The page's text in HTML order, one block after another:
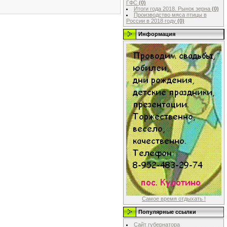
ГФС (0)
Итоги года 2018. Рынок зерна (0)
Производство мяса птицы в
России в 2018 году (0)
Информация
Самое время отдыхать !
Популярные ссылки
Сайт губернатора